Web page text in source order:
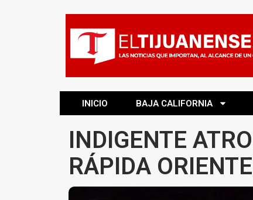
INICIO BAJA CALIFORNIA
INDIGENTE
RÁPIDA ORIENTE